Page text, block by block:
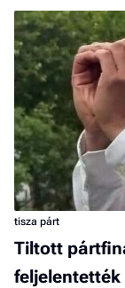
tisza párt
Tiltott
feljelentették